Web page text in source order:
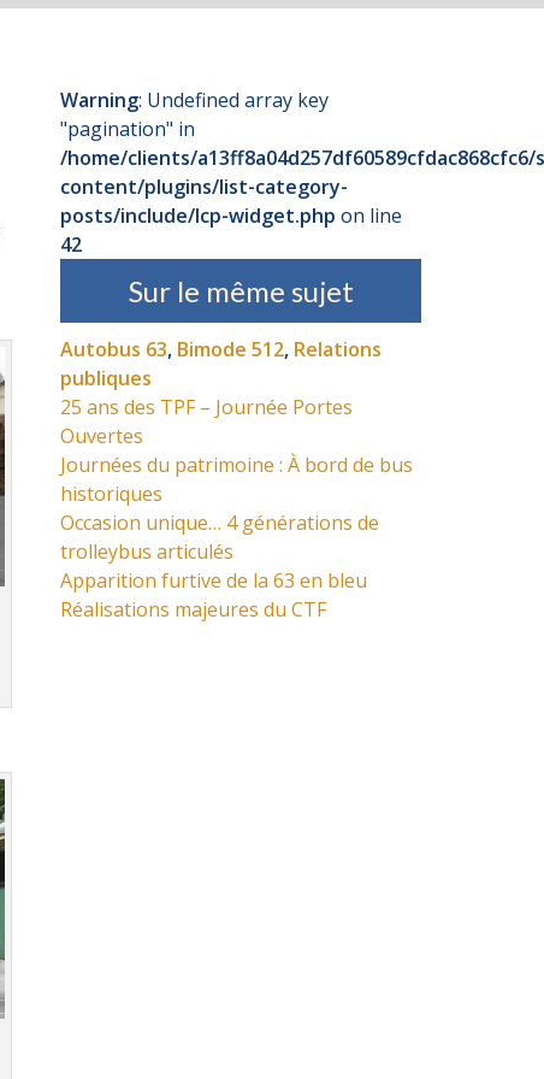
Warning: Undefined array key
"pagination" in
/home/clients/
content/plugins/list-category-
posts/include/lcp-widget.php on line
42
Sur le même sujet
Autobus 63, Bimode 512, Relations
publiques
25 ans des TPF – Journée Portes
Ouvertes
Journées du patrimoine : À bord de bus
historiques
Occasion unique… 4 générations de
trolleybus articulés
Apparition furtive de la 63 en bleu
Réalisations majeures du CTF